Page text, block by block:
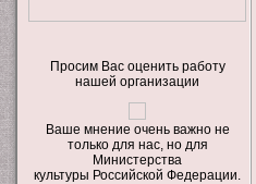
Просим Вас оценить работу
нашей организации
Ваше мнение очень важно не
только для нас, но для
Министерства
культуры Российской Федерации.